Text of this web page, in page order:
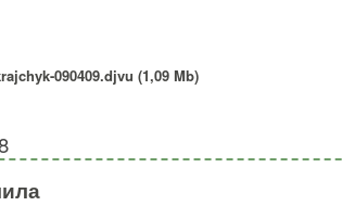
090409.djvu (1,09 Mb)